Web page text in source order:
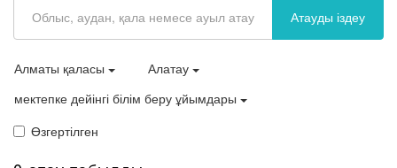
Атауды іздеу
Алматы қаласы
Алатау
мектепке дейінгі білім беру ұйымдары
Өзгертілген